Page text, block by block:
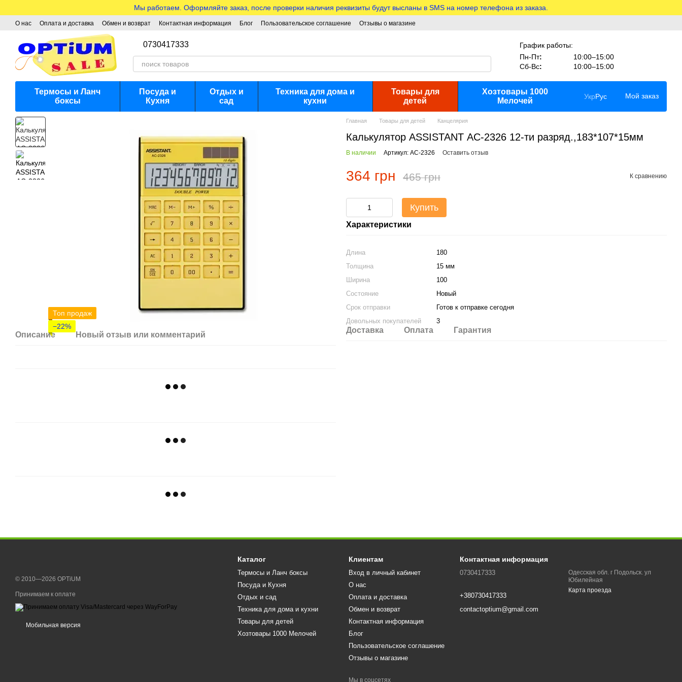
Мы работаем. Оформляйте заказ, после проверки наличия реквизиты будут высланы в SMS на номер телефона из заказа.
О нас Оплата и доставка Обмен и возврат Контактная информация Блог Пользовательское соглашение Отзывы о магазине
0730417333
График работы:
Пн-Пт:
10:00–15:00
Сб-Вс: 10:00–15:00
Термосы и Ланч
боксы
Посуда и
Кухня
Отдых и
сад
Техника для дома и
кухни
Товары для
детей
Хозтовары 1000
Мелочей
УкрРус Мой заказ
Топ продаж
−22%
Описание Новый отзыв или комментарий
Главная Товары для детей Канцелярия
Калькулятор ASSISTANT АС-2326 12-ти разряд.,183*107*15мм
В наличии Артикул: АС-2326 Оставить отзыв
364 грн 465 грн К сравнению
Купить
Характеристики
Длина
180
Толщина
15 мм
Ширина
100
Состояние
Новый
Срок отправки
Готов к отправке сегодня
Довольных покупателей
3
Доставка Оплата Гарантия
© 2010—2026 OPTiUM
Принимаем к оплате
Мобильная версия
Каталог
Термосы и Ланч боксы
Посуда и Кухня
Отдых и сад
Техника для дома и кухни
Товары для детей
Хозтовары 1000 Мелочей
Клиентам
Вход в личный кабинет
О нас
Оплата и доставка
Обмен и возврат
Контактная информация
Блог
Пользовательское соглашение
Отзывы о магазине
Мы в соцсетях
Контактная информация
0730417333
+380730417333
contactoptium@gmail.com
Одесская обл. г Подольск. ул
Юбилейная
Карта проезда